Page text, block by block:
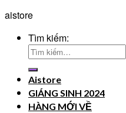
aistore
Tìm kiếm:
Aistore
GIÁNG SINH 2024
HÀNG MỚI VỀ